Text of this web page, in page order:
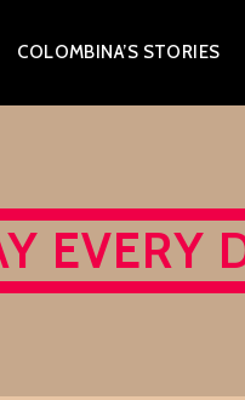
COLOMBINA’S STORIES
EVERY